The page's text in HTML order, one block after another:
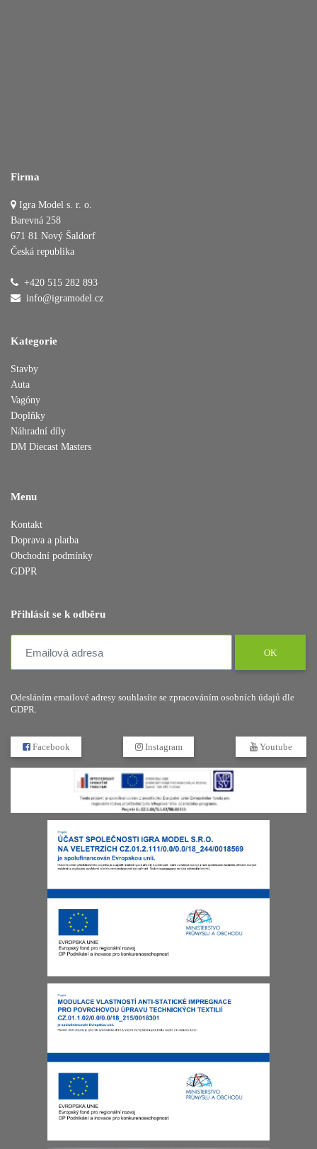
Firma
Igra Model s. r. o.
Barevná 258
671 81 Nový Šaldorf
Česká republika
+420 515 282 893
info@igramodel.cz
Kategorie
Stavby
Auta
Vagóny
Doplňky
Náhradní díly
DM Diecast Masters
Menu
Kontakt
Doprava a platba
Obchodní podmínky
GDPR
Přihlásit se k odběru
OK
Odesláním emailové adresy souhlasíte se zpracováním osobních údajů dle
GDPR.
Facebook Instagram Youtube